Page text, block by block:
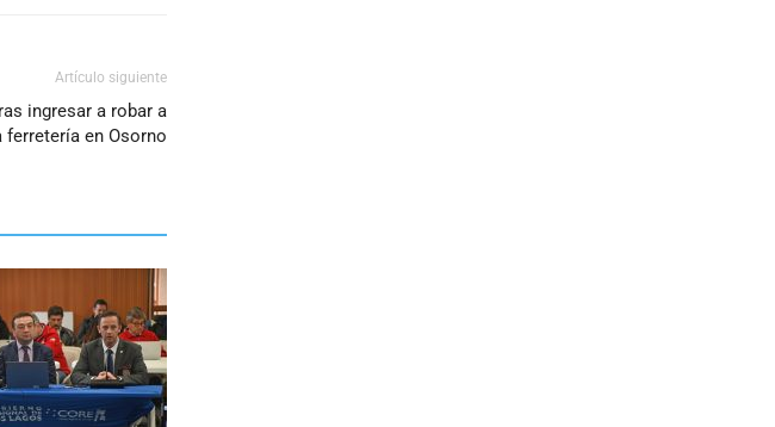
Artículo siguiente
ingresar a robar a
ferretería en Osorno